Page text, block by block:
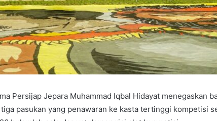
Persijap Jepara Muhammad Iqbal Hidayat menegaskan
pasukan yang penawaran ke kasta tertinggi kompetisi